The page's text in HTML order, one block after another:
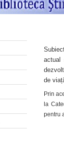
actual
de
Prin
la
pentru